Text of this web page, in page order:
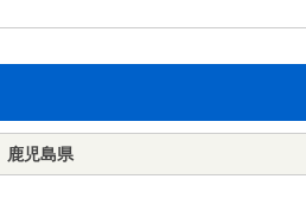
鹿児島県